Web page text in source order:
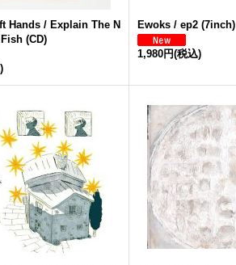
Hands / Explain The N
(CD)
Ewoks / ep2 (7inch)
1,980円(税込)